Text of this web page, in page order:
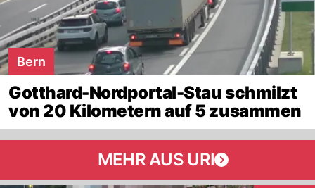
Bern
Gotthard-Nordportal-Stau schmilzt
von 20 Kilometern auf 5 zusammen
MEHR AUS URI